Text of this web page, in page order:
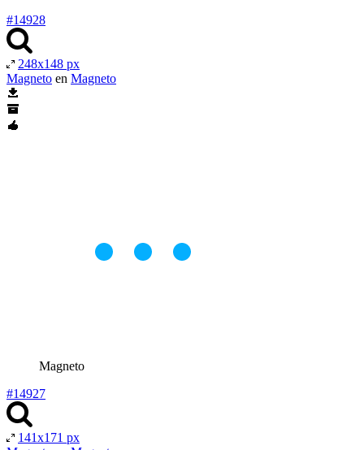
#14928
248x148 px
Magneto en Magneto
Magneto
#14927
141x171 px